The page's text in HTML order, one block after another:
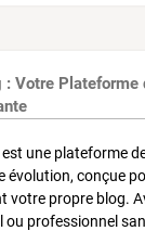
: Votre
une plateforme
évolution, conçue
votre propre blog.
ou professionnel